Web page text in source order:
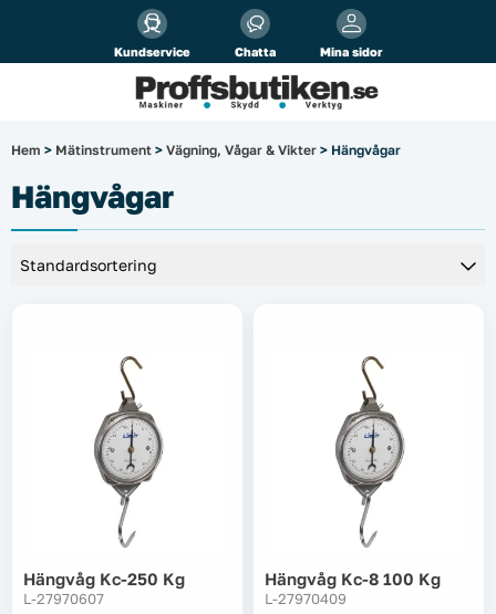
Kundservice Chatta Mina sidor
Alla priser visasinkl. moms!
Företag Privat
El & belysning
Garage & verkstad
Laserinstrument
Lyft, transport & materialhantering
Maskiner
Hem > Mätinstrument > Vägning, Vågar & Vikter > Hängvågar
Hängvågar
Hängvåg Kc-250 Kg
L-27970607
Hängvåg Kc-8 100 Kg
L-27970409